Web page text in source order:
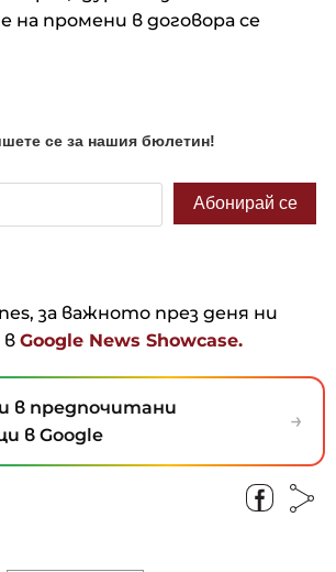
на промени в договора се
за важното през деня ни
в Google News Showcase.
в предпочитани
в Google
→